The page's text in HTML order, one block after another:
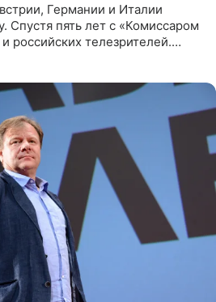
Германии и Италии
Спустя пять лет с «Комиссаром
российских телезрителей.